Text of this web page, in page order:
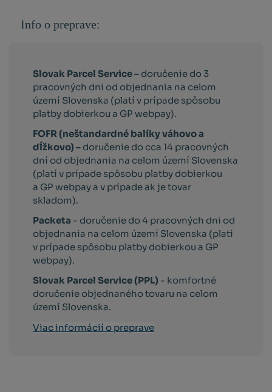
Info o preprave:
Slovak Parcel Service – doručenie do 3
pracovných dni od objednania na celom
území Slovenska (platí v prípade spôsobu
platby dobierkou a GP webpay).
FOFR (neštandardné balíky váhovo a
dĺžkovo) – doručenie do cca 14 pracovných
dní od objednania na celom území Slovenska
(platí v prípade spôsobu platby dobierkou
a GP webpay a v prípade ak je tovar
skladom).
Packeta - doručenie do 4 pracovných dni od
objednania na celom území Slovenska (platí
v prípade spôsobu platby dobierkou a GP
webpay).
Slovak Parcel Service (PPL) - komfortné
doručenie objednaného tovaru na celom
území Slovenska.
Viac informácií o preprave